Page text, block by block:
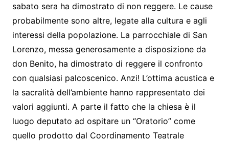
sabato sera ha dimostrato di non reggere. Le cause
probabilmente sono altre, legate alla cultura e agli
interessi della popolazione. La parrocchiale di San
Lorenzo, messa generosamente a disposizione da
don Benito, ha dimostrato di reggere il confronto
con qualsiasi palcoscenico. Anzi! L’ottima acustica e
la sacralità dell’ambiente hanno rappresentato dei
valori aggiunti. A parte il fatto che la chiesa è il
luogo deputato ad ospitare un “Oratorio” come
quello prodotto dal Coordinamento Teatrale